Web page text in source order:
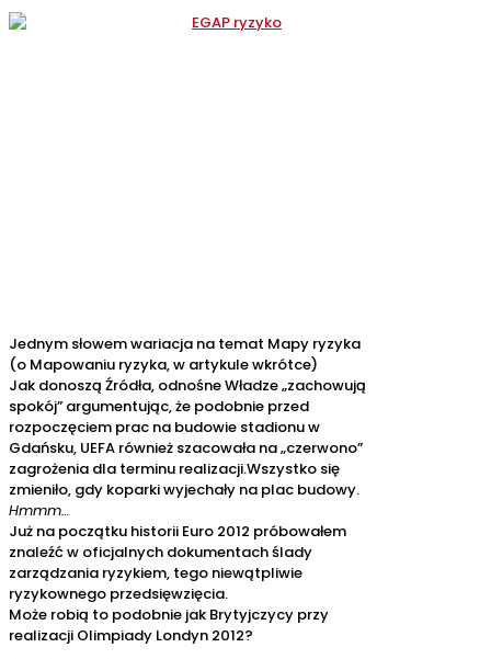
Jednym słowem wariacja na temat Mapy ryzyka
(o Mapowaniu ryzyka, w artykule wkrótce)
Jak donoszą Źródła, odnośne Władze „zachowują
spokój” argumentując, że podobnie przed
rozpoczęciem prac na budowie stadionu w
Gdańsku, UEFA również szacowała na „czerwono”
zagrożenia dla terminu realizacji.Wszystko się
zmieniło, gdy koparki wyjechały na plac budowy.
Hmmm…
Już na początku historii Euro 2012 próbowałem
znaleźć w oficjalnych dokumentach ślady
zarządzania ryzykiem, tego niewątpliwie
ryzykownego przedsięwzięcia.
Może robią to podobnie jak Brytyjczycy przy
realizacji Olimpiady Londyn 2012?